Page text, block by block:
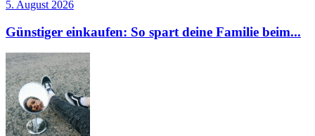
5. August 2026
Günstiger einkaufen: So spart deine Familie beim...